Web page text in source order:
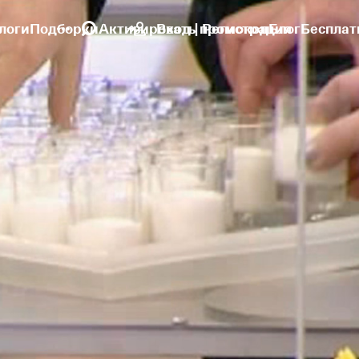
ПодборкиАктивировать промокодБлог
Вход | Регистрация